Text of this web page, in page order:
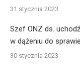
31 stycznia 2023
Szef ONZ ds.
w dążeniu do
30 stycznia 2023